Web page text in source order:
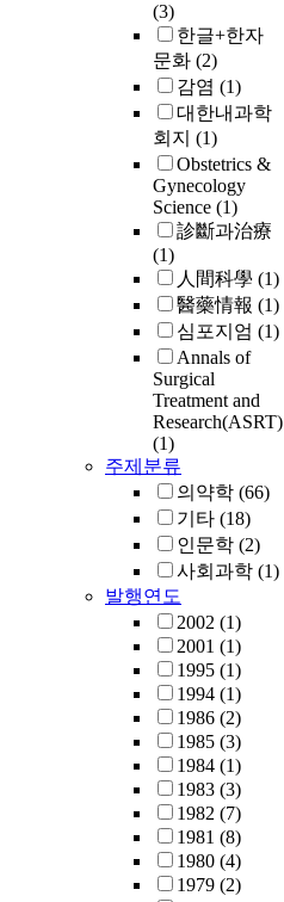
(3)
한글+한자
문화 (2)
감염 (1)
대한내과학
회지 (1)
Obstetrics &
Gynecology
Science (1)
診斷과治療
(1)
人間科學 (1)
醫藥情報 (1)
심포지엄 (1)
Annals of
Surgical
Treatment and
Research(ASRT)
(1)
주제분류
의약학 (66)
기타 (18)
인문학 (2)
사회과학 (1)
발행연도
2002 (1)
2001 (1)
1995 (1)
1994 (1)
1986 (2)
1985 (3)
1984 (1)
1983 (3)
1982 (7)
1981 (8)
1980 (4)
1979 (2)